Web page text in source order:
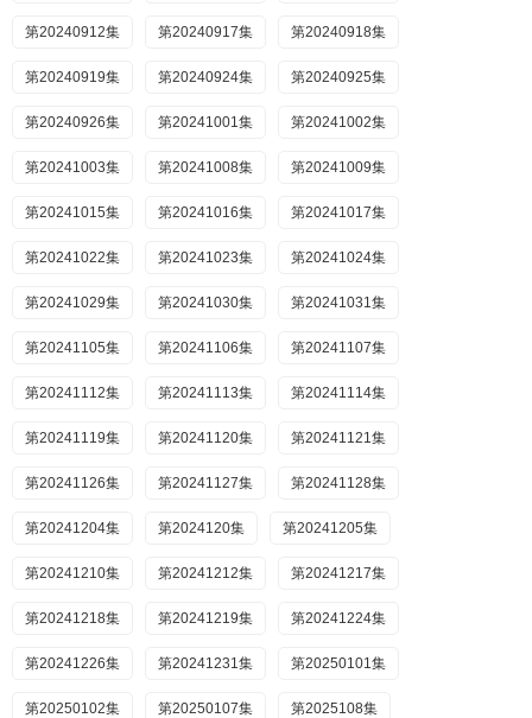
第20240912集 第20240917集 第20240918集
第20240919集 第20240924集 第20240925集
第20240926集 第20241001集 第20241002集
第20241003集 第20241008集 第20241009集
第20241015集 第20241016集 第20241017集
第20241022集 第20241023集 第20241024集
第20241029集 第20241030集 第20241031集
第20241105集 第20241106集 第20241107集
第20241112集 第20241113集 第20241114集
第20241119集 第20241120集 第20241121集
第20241126集 第20241127集 第20241128集
第20241204集 第2024120集 第20241205集
第20241210集 第20241212集 第20241217集
第20241218集 第20241219集 第20241224集
第20241226集 第20241231集 第20250101集
第20250102集 第20250107集 第2025108集